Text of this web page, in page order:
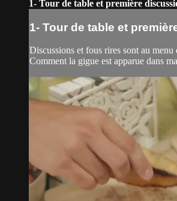
1- Tour de table et première
1- Tour de table et
Discussions et fous rires sont au
Comment la gigue est apparue dans